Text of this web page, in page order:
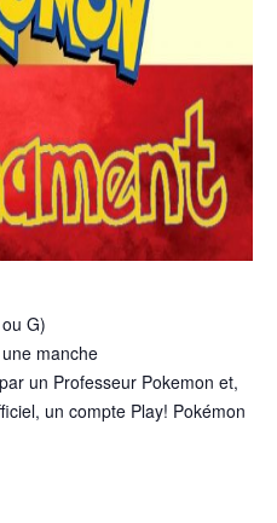
G)
manche
un Professeur Pokemon et,
un compte Play! Pokémon